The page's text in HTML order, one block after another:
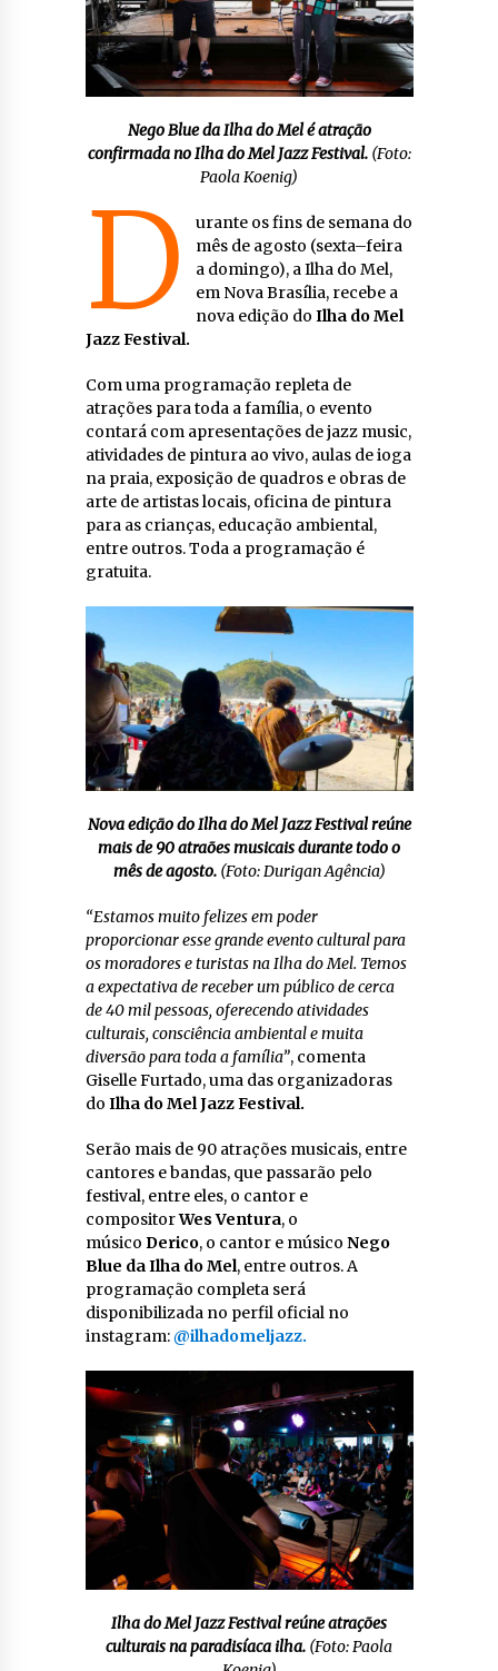
Nego Blue da Ilha do Mel é atração
confirmada no Ilha do Mel Jazz Festival.(Foto:
Paola Koenig)
D
urante os fins de semana do
mês de agosto (sexta–feira
a domingo), a Ilha do Mel,
em Nova Brasília, recebe a
nova edição doIlha do Mel
Jazz Festival.
Com uma programação repleta de
atrações para toda a família, o evento
contará com apresentações de jazz music,
atividades de pintura ao vivo, aulas de ioga
na praia, exposição de quadros e obras de
arte de artistas locais, oficina de pintura
para as crianças, educação ambiental,
entre outros. Toda a programação é
gratuita.
Nova edição do Ilha do Mel Jazz Festival reúne
mais de 90 atraões musicais durante todo o
mês de agosto. (Foto: Durigan Agência)
“Estamos muito felizes em poder
proporcionar esse grande evento cultural para
os moradores e turistas na Ilha do Mel. Temos
a expectativa de receber um público de cerca
de 40 mil pessoas, oferecendo atividades
culturais, consciência ambiental e muita
diversão para toda a família”, comenta
Giselle Furtado, uma das organizadoras
do Ilha do Mel Jazz Festival.
Serão mais de 90 atrações musicais, entre
cantores e bandas, que passarão pelo
festival, entre eles, o cantor e
compositorWes Ventura, o
músico Derico, o cantor e músico Nego
Blue da Ilha do Mel, entre outros. A
programação completa será
disponibilizada no perfil oficial no
instagram:@ilhadomeljazz.
Ilha do Mel Jazz Festival reúne atrações
culturais na paradisíaca ilha. (Foto: Paola